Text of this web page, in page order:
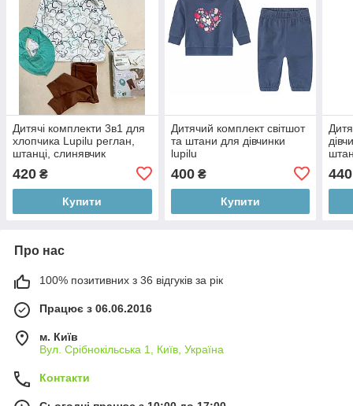
Дитячі комплекти 3в1 для
хлопчика Lupilu реглан,
штанці, слинявчик
420 ₴
Купити
Дитячий комплект світшот
та штани для дівчинки
lupilu
400₴
Купити
440
Про нас
100% позитивних з 36 відгуків за рік
Працює з 06.06.2016
м. Київ
Вул. Срібнокільська 1, Київ, Україна
Контакти